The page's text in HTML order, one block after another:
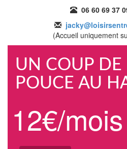
06 60 69 37
(Accueil uniquement
UN COUP DE
POUCE AU
12€/mois